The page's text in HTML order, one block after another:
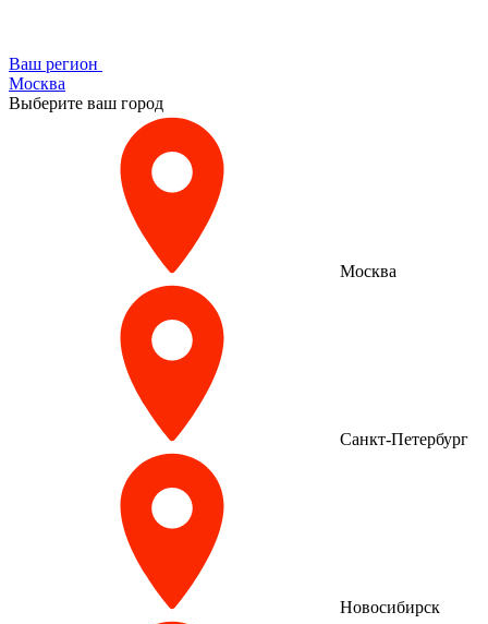
Ваш регион
Москва
Выберите ваш город
Москва
Санкт-Петербург
Новосибирск